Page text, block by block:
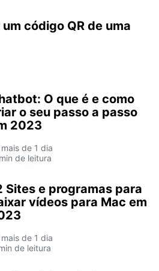
código QR de uma
O que é e como
o seu passo a passo
2023
de 1 dia
de leitura
Sites e programas para
vídeos para Mac em
de 1 dia
de leitura